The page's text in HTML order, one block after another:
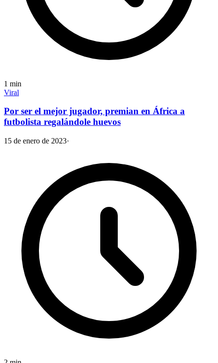
1 min
Viral
Por ser el mejor jugador, premian en África a
futbolista regalándole huevos
15 de enero de 2023·